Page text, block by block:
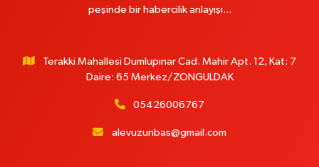
peşinde bir habercilik anlayışı...
Terakki Mahallesi Dumlupınar Cad. Mahir Apt. 12, Kat: 7
Daire: 65 Merkez/ZONGULDAK
05426006767
alevuzunbas@gmail.com